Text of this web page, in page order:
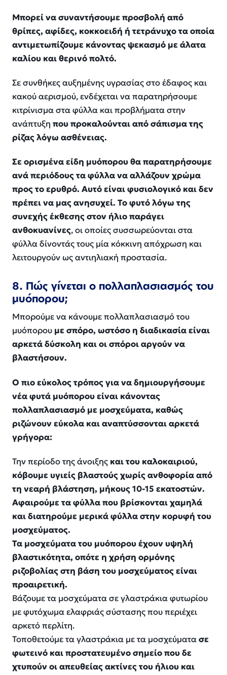
Μπορεί να συναντήσουμε προσβολή από
θρίπες, αφίδες, κοκκοειδή ή τετράνυχο τα οποία
αντιμετωπίζουμε κάνοντας ψεκασμό με άλατα
καλίου και θερινό πολτό.
Σε συνθήκες αυξημένης υγρασίας στο έδαφος και
κακού αερισμού, ενδέχεται να παρατηρήσουμε
κιτρίνισμα στα φύλλα και προβλήματα στην
ανάπτυξη που προκαλούνται από σάπισμα της
ρίζας λόγω ασθένειας.
Σε ορισμένα είδη μυόπορου θα παρατηρήσουμε
ανά περιόδους τα φύλλα να αλλάζουν χρώμα
προς το ερυθρό. Αυτό είναι φυσιολογικό και δεν
πρέπει να μας ανησυχεί. Το φυτό λόγω της
συνεχής έκθεσης στον ήλιο παράγει
ανθοκυανίνες, οι οποίες συσσωρεύονται στα
φύλλα δίνοντάς τους μία κόκκινη απόχρωση και
λειτουργούν ως αντιηλιακή προστασία.
8. Πώς γίνεται ο πολλαπλασιασμός του
μυόπορου;
Μπορούμε να κάνουμε πολλαπλασιασμό του
μυόπορου με σπόρο, ωστόσο η διαδικασία είναι
αρκετά δύσκολη και οι σπόροι αργούν να
βλαστήσουν.
Ο πιο εύκολος τρόπος για να δημιουργήσουμε
νέα φυτά μυόπορου είναι κάνοντας
πολλαπλασιασμό με μοσχεύματα, καθώς
ριζώνουν εύκολα και αναπτύσσονται αρκετά
γρήγορα:
Την περίοδο της άνοιξης και του καλοκαιριού,
κόβουμε υγιείς βλαστούς χωρίς ανθοφορία από
τη νεαρή βλάστηση, μήκους 10-15 εκατοστών.
Αφαιρούμε τα φύλλα που βρίσκονται χαμηλά
και διατηρούμε μερικά φύλλα στην κορυφή του
μοσχεύματος.
Τα μοσχεύματα του μυόπορου έχουν υψηλή
βλαστικότητα, οπότε η χρήση ορμόνης
ριζοβολίας στη βάση του μοσχεύματος είναι
προαιρετική.
Βάζουμε τα μοσχεύματα σε γλαστράκια φυτωρίου
με φυτόχωμα ελαφριάς σύστασης που περιέχει
αρκετό περλίτη.
Τοποθετούμε τα γλαστράκια με τα μοσχεύματασε
φωτεινό και προστατευμένο σημείο που δε
χτυπούν οι απευθείας ακτίνες του ήλιου και